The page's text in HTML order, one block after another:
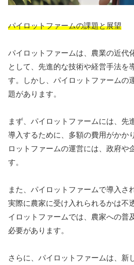
パイロットファームの課題と展望
パイロットファームは、農業の近代
として、先進的な技術や経営手法を
す。しかし、パイロットファームの
題があります。
まず、パイロットファームには、先
導入するために、多額の費用がかか
ロットファームの運営には、政府や
す。
また、パイロットファームで導入さ
実際に農家に受け入れられるかは不
イロットファームでは、農家への普
必要があります。
さらに、パイロットファームは、新